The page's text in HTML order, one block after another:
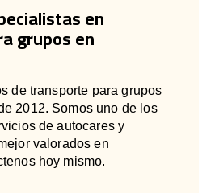
en
grupos en
de transporte para grupos
2012. Somos uno de los
de autocares y
valorados en
hoy mismo.